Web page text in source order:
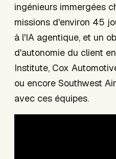
ingénieurs immergées
missions d'environ 45
à l'IA agentique, et un
d'autonomie du client
Institute, Cox
ou encore Southwest
avec ces équipes.